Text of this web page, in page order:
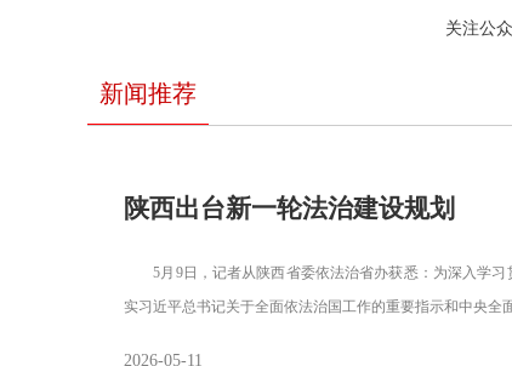
关注公
新闻推荐
陕西出台新一轮法治建设规划
5月9日，记者从陕西省委依法治省办获悉：为深入学习
实习近平总书记关于全面依法治国工作的重要指示和中央全
2026-05-11